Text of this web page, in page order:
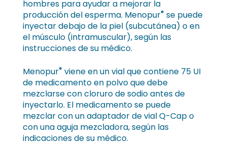
hombres para ayudar a mejorar la
producción del esperma. Menopur® se puede
inyectar debajo de la piel (subcutánea) o en
el músculo (intramuscular), según las
instrucciones de su médico.
Menopur® viene en un vial que contiene 75 UI
de medicamento en polvo que debe
mezclarse con cloruro de sodio antes de
inyectarlo. El medicamento se puede
mezclar con un adaptador de vial Q-Cap o
con una aguja mezcladora, según las
indicaciones de su médico.